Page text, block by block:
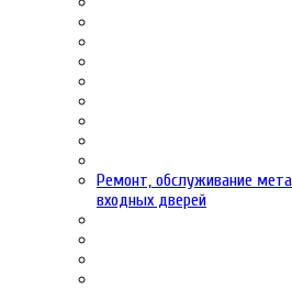
Ремонт, обслуживание
входных дверей